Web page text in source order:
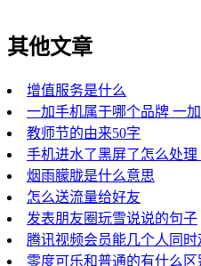
其他文章
增值服务是什么
一加手机属于哪个品牌 一
教师节的由来50字
手机进水了黑屏了怎么处
烟雨朦胧是什么意思
怎么送流量给好友
发表朋友圈玩雪说说的句子
腾讯视频会员能几个人同时
零度可乐和普通的有什么区